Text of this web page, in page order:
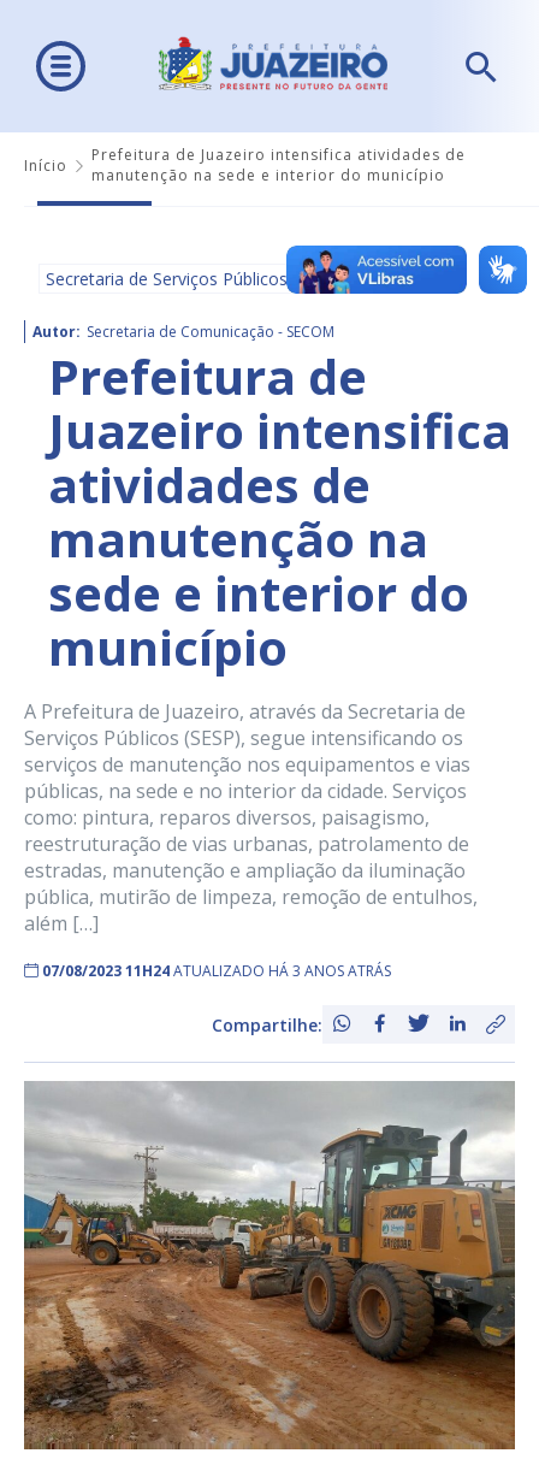
Início
Prefeitura de Juazeiro intensifica atividades de
manutenção na sede e interior do município
Secretaria de Serviços Públicos
Autor: Secretaria de Comunicação - SECOM
Prefeitura de
Juazeiro intensifica
atividades de
manutenção na
sede e interior do
município
A Prefeitura de Juazeiro, através da Secretaria de
Serviços Públicos (SESP), segue intensificando os
serviços de manutenção nos equipamentos e vias
públicas, na sede e no interior da cidade. Serviços
como: pintura, reparos diversos, paisagismo,
reestruturação de vias urbanas, patrolamento de
estradas, manutenção e ampliação da iluminação
pública, mutirão de limpeza, remoção de entulhos,
além […]
07/08/2023 11H24ATUALIZADO HÁ 3 ANOS ATRÁS
Compartilhe: